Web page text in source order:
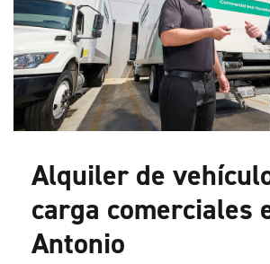
Alquiler de
carga comerciales
Antonio